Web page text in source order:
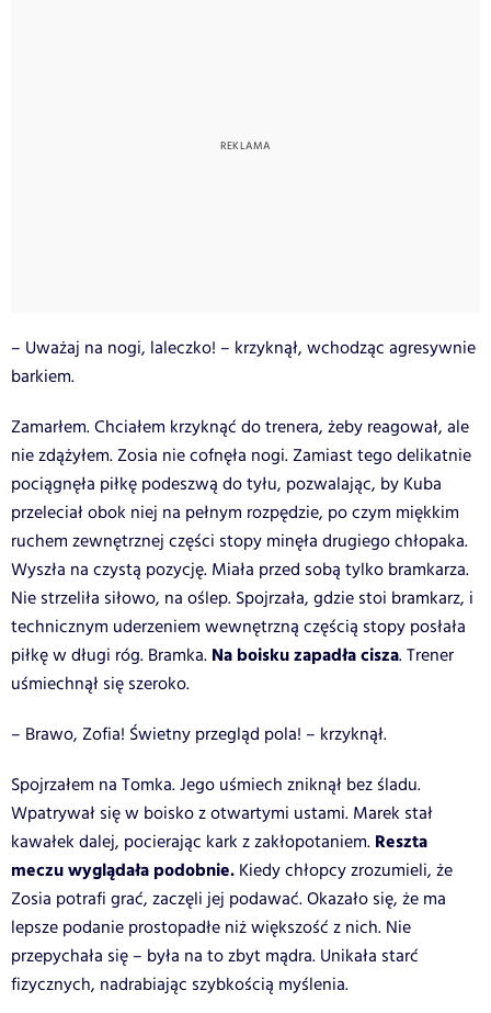
– Uważaj na nogi, laleczko! – krzyknął, wchodząc agresywnie
barkiem.
Zamarłem. Chciałem krzyknąć do trenera, żeby reagował, ale
nie zdążyłem. Zosia nie cofnęła nogi. Zamiast tego delikatnie
pociągnęła piłkę podeszwą do tyłu, pozwalając, by Kuba
przeleciał obok niej na pełnym rozpędzie, po czym miękkim
ruchem zewnętrznej części stopy minęła drugiego chłopaka.
Wyszła na czystą pozycję. Miała przed sobą tylko bramkarza.
Nie strzeliła siłowo, na oślep. Spojrzała, gdzie stoi bramkarz, i
technicznym uderzeniem wewnętrzną częścią stopy posłała
piłkę w długi róg. Bramka. Na boisku zapadła cisza. Trener
uśmiechnął się szeroko.
– Brawo, Zofia! Świetny przegląd pola! – krzyknął.
Spojrzałem na Tomka. Jego uśmiech zniknął bez śladu.
Wpatrywał się w boisko z otwartymi ustami. Marek stał
kawałek dalej, pocierając kark z zakłopotaniem. Reszta
meczu wyglądała podobnie. Kiedy chłopcy zrozumieli, że
Zosia potrafi grać, zaczęli jej podawać. Okazało się, że ma
lepsze podanie prostopadłe niż większość z nich. Nie
przepychała się – była na to zbyt mądra. Unikała starć
fizycznych, nadrabiając szybkością myślenia.